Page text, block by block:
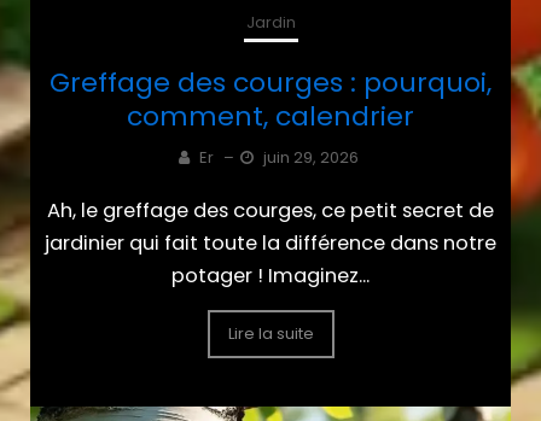
Jardin
Greffage des courges : pourquoi,
comment, calendrier
Er – juin 29, 2026
Ah, le greffage des courges, ce petit secret de
jardinier qui fait toute la différence dans notre
potager ! Imaginez...
Lire la suite